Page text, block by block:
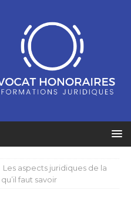
Les aspects juridiques de la
faut savoir